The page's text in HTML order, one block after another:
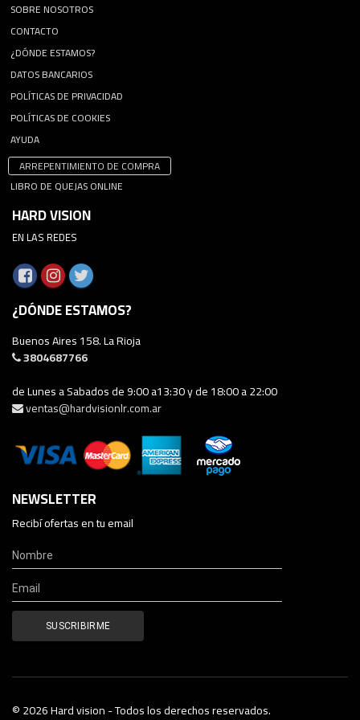
SOBRE NOSOTROS
CONTACTO
¿DÓNDE ESTAMOS?
DATOS BANCARIOS
POLÍTICAS DE PRIVACIDAD
POLÍTICAS DE COOKIES
AYUDA
ARREPENTIMIENTO DE COMPRA
LIBRO DE QUEJAS ONLINE
HARD VISION
EN LAS REDES
¿DÓNDE ESTAMOS?
Buenos Aires 158. La Rioja
3804687766
de Lunes a Sabados de 9:00 a13:30 y de 18:00 a 22:00
ventas@hardvisionlr.com.ar
NEWSLETTER
Recibí ofertas en tu email
© 2026 Hard vision - Todos los derechos reservados.